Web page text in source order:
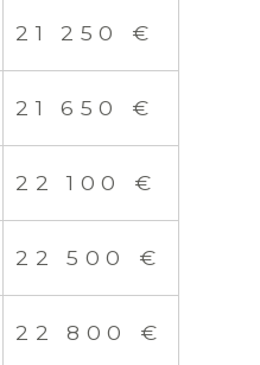
21 250 €
21 650 €
22 100 €
22 500 €
22 800 €